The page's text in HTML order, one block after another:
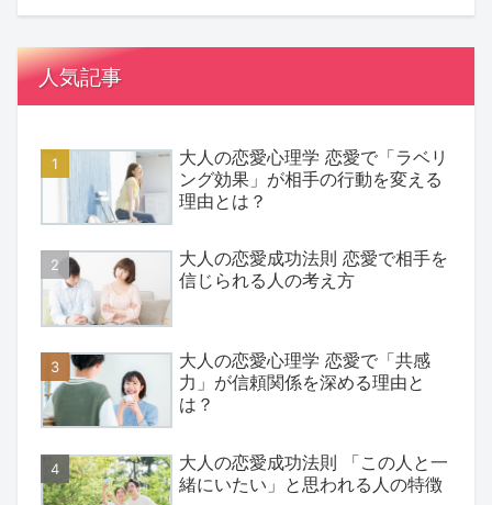
人気記事
大人の恋愛心理学 恋愛で「ラベリ
ング効果」が相手の行動を変える
理由とは？
大人の恋愛成功法則 恋愛で相手を
信じられる人の考え方
大人の恋愛心理学 恋愛で「共感
力」が信頼関係を深める理由と
は？
大人の恋愛成功法則 「この人と一
緒にいたい」と思われる人の特徴